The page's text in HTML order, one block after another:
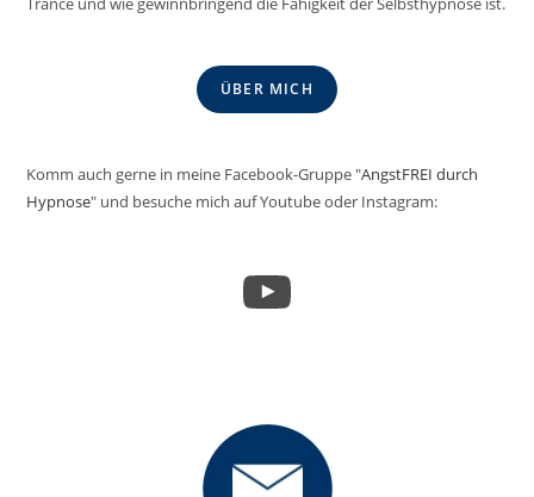
ÜBER MICH
Komm auch gerne in meine Facebook-Gruppe "AngstFREI durch
Hypnose" und besuche mich auf Youtube oder Instagram:
YouTube